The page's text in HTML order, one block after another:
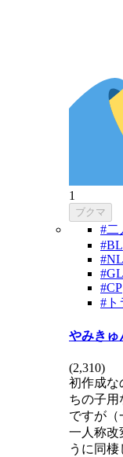
1
ブクマ
#二
#BL
#NL
#GL
#CP
#ト
やみきゅ
(2,310)
初作成な
ちの子用
ですが（
一人称改
うに同